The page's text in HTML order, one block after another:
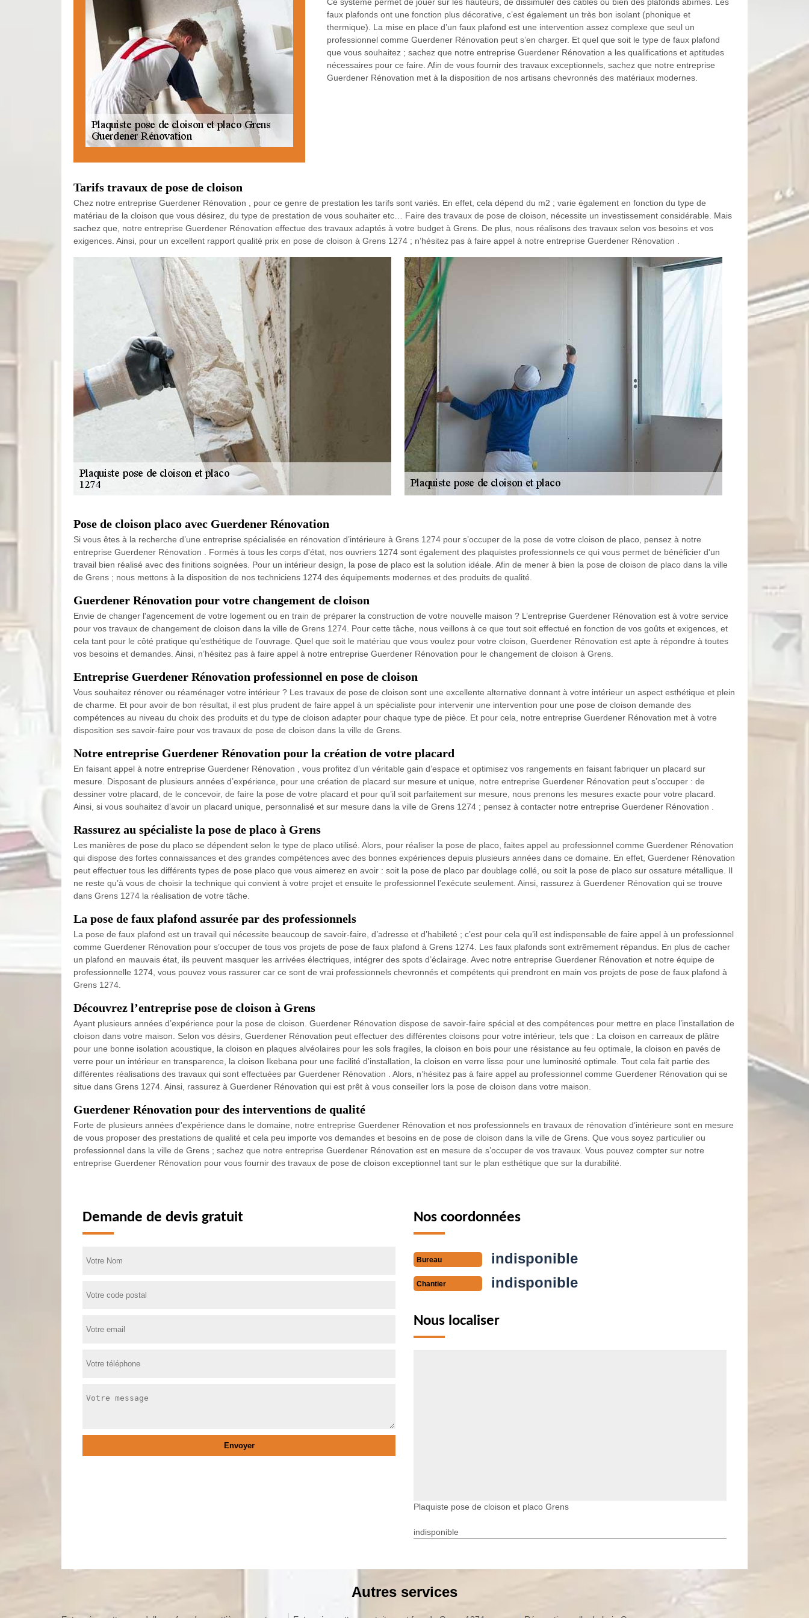
faux plafonds ont une fonction plus décorative, c’est également un très bon isolant (phonique et
thermique). La mise en place d’un faux plafond est une intervention assez complexe que seul un
professionnel comme Guerdener Rénovation peut s’en charger. Et quel que soit le type de faux plafond
que vous souhaitez ; sachez que notre entreprise Guerdener Rénovation a les qualifications et aptitudes
nécessaires pour ce faire. Afin de vous fournir des travaux exceptionnels, sachez que notre entreprise
Guerdener Rénovation met à la disposition de nos artisans chevronnés des matériaux modernes.
Tarifs travaux de pose de cloison
Chez notre entreprise Guerdener Rénovation , pour ce genre de prestation les tarifs sont variés. En effet, cela dépend du m2 ; varie également en fonction du type de
matériau de la cloison que vous désirez, du type de prestation de vous souhaiter etc… Faire des travaux de pose de cloison, nécessite un investissement considérable. Mais
sachez que, notre entreprise Guerdener Rénovation effectue des travaux adaptés à votre budget à Grens. De plus, nous réalisons des travaux selon vos besoins et vos
exigences. Ainsi, pour un excellent rapport qualité prix en pose de cloison à Grens 1274 ; n’hésitez pas à faire appel à notre entreprise Guerdener Rénovation .
Pose de cloison placo avec Guerdener Rénovation
Si vous êtes à la recherche d’une entreprise spécialisée en rénovation d’intérieure à Grens 1274 pour s’occuper de la pose de votre cloison de placo, pensez à notre
entreprise Guerdener Rénovation . Formés à tous les corps d'état, nos ouvriers 1274 sont également des plaquistes professionnels ce qui vous permet de bénéficier d'un
travail bien réalisé avec des finitions soignées. Pour un intérieur design, la pose de placo est la solution idéale. Afin de mener à bien la pose de cloison de placo dans la ville
de Grens ; nous mettons à la disposition de nos techniciens 1274 des équipements modernes et des produits de qualité.
Guerdener Rénovation pour votre changement de cloison
Envie de changer l'agencement de votre logement ou en train de préparer la construction de votre nouvelle maison ? L’entreprise Guerdener Rénovation est à votre service
pour vos travaux de changement de cloison dans la ville de Grens 1274. Pour cette tâche, nous veillons à ce que tout soit effectué en fonction de vos goûts et exigences, et
cela tant pour le côté pratique qu’esthétique de l’ouvrage. Quel que soit le matériau que vous voulez pour votre cloison, Guerdener Rénovation est apte à répondre à toutes
vos besoins et demandes. Ainsi, n’hésitez pas à faire appel à notre entreprise Guerdener Rénovation pour le changement de cloison à Grens.
Entreprise Guerdener Rénovation professionnel en pose de cloison
Vous souhaitez rénover ou réaménager votre intérieur ? Les travaux de pose de cloison sont une excellente alternative donnant à votre intérieur un aspect esthétique et plein
de charme. Et pour avoir de bon résultat, il est plus prudent de faire appel à un spécialiste pour intervenir une intervention pour une pose de cloison demande des
compétences au niveau du choix des produits et du type de cloison adapter pour chaque type de pièce. Et pour cela, notre entreprise Guerdener Rénovation met à votre
disposition ses savoir-faire pour vos travaux de pose de cloison dans la ville de Grens.
Notre entreprise Guerdener Rénovation pour la création de votre placard
En faisant appel à notre entreprise Guerdener Rénovation , vous profitez d’un véritable gain d’espace et optimisez vos rangements en faisant fabriquer un placard sur
mesure. Disposant de plusieurs années d’expérience, pour une création de placard sur mesure et unique, notre entreprise Guerdener Rénovation peut s’occuper : de
dessiner votre placard, de le concevoir, de faire la pose de votre placard et pour qu’il soit parfaitement sur mesure, nous prenons les mesures exacte pour votre placard.
Ainsi, si vous souhaitez d’avoir un placard unique, personnalisé et sur mesure dans la ville de Grens 1274 ; pensez à contacter notre entreprise Guerdener Rénovation .
Rassurez au spécialiste la pose de placo à Grens
Les manières de pose du placo se dépendent selon le type de placo utilisé. Alors, pour réaliser la pose de placo, faites appel au professionnel comme Guerdener Rénovation
qui dispose des fortes connaissances et des grandes compétences avec des bonnes expériences depuis plusieurs années dans ce domaine. En effet, Guerdener Rénovation
peut effectuer tous les différents types de pose placo que vous aimerez en avoir : soit la pose de placo par doublage collé, ou soit la pose de placo sur ossature métallique. Il
ne reste qu’à vous de choisir la technique qui convient à votre projet et ensuite le professionnel l’exécute seulement. Ainsi, rassurez à Guerdener Rénovation qui se trouve
dans Grens 1274 la réalisation de votre tâche.
La pose de faux plafond assurée par des professionnels
La pose de faux plafond est un travail qui nécessite beaucoup de savoir-faire, d’adresse et d’habileté ; c’est pour cela qu’il est indispensable de faire appel à un professionnel
comme Guerdener Rénovation pour s’occuper de tous vos projets de pose de faux plafond à Grens 1274. Les faux plafonds sont extrêmement répandus. En plus de cacher
un plafond en mauvais état, ils peuvent masquer les arrivées électriques, intégrer des spots d’éclairage. Avec notre entreprise Guerdener Rénovation et notre équipe de
professionnelle 1274, vous pouvez vous rassurer car ce sont de vrai professionnels chevronnés et compétents qui prendront en main vos projets de pose de faux plafond à
Grens 1274.
Découvrez l’entreprise pose de cloison à Grens
Ayant plusieurs années d’expérience pour la pose de cloison. Guerdener Rénovation dispose de savoir-faire spécial et des compétences pour mettre en place l’installation de
cloison dans votre maison. Selon vos désirs, Guerdener Rénovation peut effectuer des différentes cloisons pour votre intérieur, tels que : La cloison en carreaux de plâtre
pour une bonne isolation acoustique, la cloison en plaques alvéolaires pour les sols fragiles, la cloison en bois pour une résistance au feu optimale, la cloison en pavés de
verre pour un intérieur en transparence, la cloison Ikebana pour une facilité d'installation, la cloison en verre lisse pour une luminosité optimale. Tout cela fait partie des
différentes réalisations des travaux qui sont effectuées par Guerdener Rénovation . Alors, n’hésitez pas à faire appel au professionnel comme Guerdener Rénovation qui se
situe dans Grens 1274. Ainsi, rassurez à Guerdener Rénovation qui est prêt à vous conseiller lors la pose de cloison dans votre maison.
Guerdener Rénovation pour des interventions de qualité
Forte de plusieurs années d'expérience dans le domaine, notre entreprise Guerdener Rénovation et nos professionnels en travaux de rénovation d’intérieure sont en mesure
de vous proposer des prestations de qualité et cela peu importe vos demandes et besoins en de pose de cloison dans la ville de Grens. Que vous soyez particulier ou
professionnel dans la ville de Grens ; sachez que notre entreprise Guerdener Rénovation est en mesure de s’occuper de vos travaux. Vous pouvez compter sur notre
entreprise Guerdener Rénovation pour vous fournir des travaux de pose de cloison exceptionnel tant sur le plan esthétique que sur la durabilité.
Demande de devis gratuit Nos coordonnées
Bureau indisponible
Chantier indisponible
Nous localiser
Plaquiste pose de cloison et placo Grens
indisponible
Autres services